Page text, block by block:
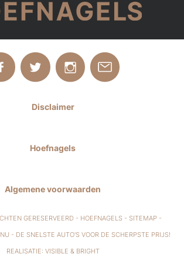
Disclaimer
Hoefnagels
Algemene voorwaarden
GERESERVEERD - HOEFNAGELS - SITEMAP -
- DE SNELSTE AUTO'S VOOR DE SCHERPSTE PRIJS!
REALISATIE: VISIBLE & BRIGHT